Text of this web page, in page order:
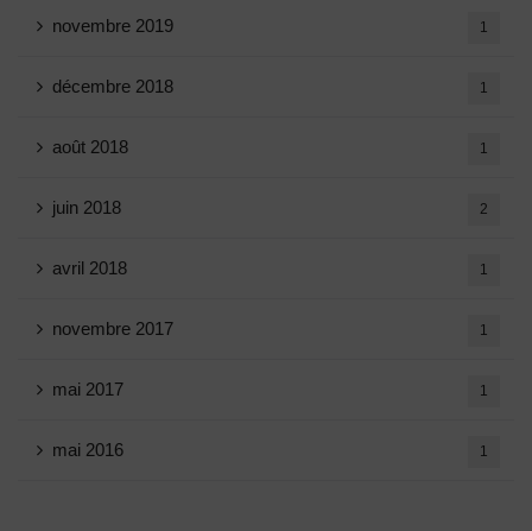
novembre 2019 1
décembre 2018 1
août 2018 1
juin 2018 2
avril 2018 1
novembre 2017 1
mai 2017 1
mai 2016 1